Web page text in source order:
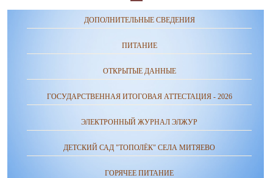
ДОПОЛНИТЕЛЬНЫЕ СВЕДЕНИЯ
ПИТАНИЕ
ОТКРЫТЫЕ ДАННЫЕ
ГОСУДАРСТВЕННАЯ ИТОГОВАЯ АТТЕСТАЦИЯ - 2026
ЭЛЕКТРОННЫЙ ЖУРНАЛ ЭЛЖУР
ДЕТСКИЙ САД "ТОПОЛЁК" СЕЛА МИТЯЕВО
ГОРЯЧЕЕ ПИТАНИЕ